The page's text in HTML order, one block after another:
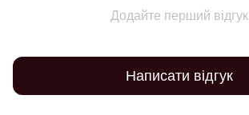
Додайте перший відгук
Написати відгук